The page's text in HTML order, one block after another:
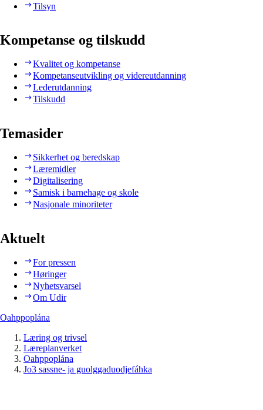
Tilsyn
Kompetanse og tilskudd
Kvalitet og kompetanse
Kompetanseutvikling og videreutdanning
Lederutdanning
Tilskudd
Temasider
Sikkerhet og beredskap
Læremidler
Digitalisering
Samisk i barnehage og skole
Nasjonale minoriteter
Aktuelt
For pressen
Høringer
Nyhetsvarsel
Om Udir
Oahppoplána
Læring og trivsel
Læreplanverket
Oahppoplána
Jo3 sassne- ja guolggaduodjefáhka